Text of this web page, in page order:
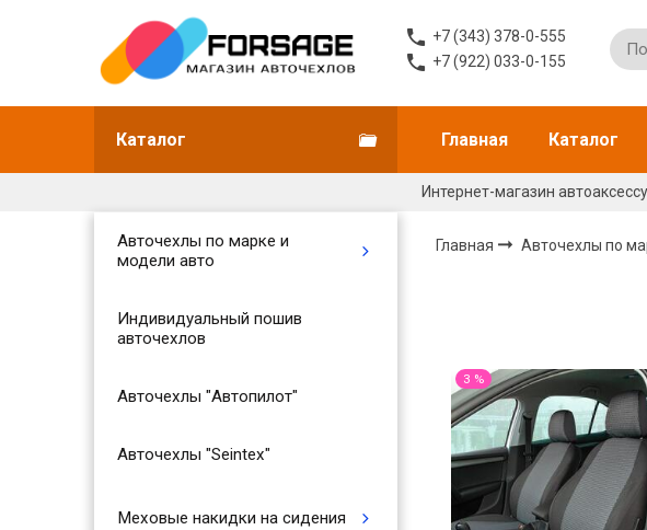
+7 (343) 378-0-555
+7 (922) 033-0-155
Каталог Главная Каталог
Интернет-магазин
Авточехлы по марке и
модели авто
Индивидуальный пошив
авточехлов
Авточехлы "Автопилот"
Авточехлы "Seintex"
Меховые накидки на сидения
Главная Авточехлы по
3 %